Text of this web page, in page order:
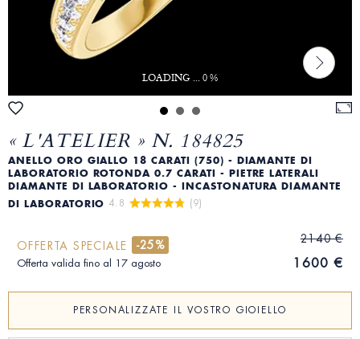
LOADING ... 0 %
« L'ATELIER » N. 184825
ANELLO ORO GIALLO 18 CARATI (750) - DIAMANTE DI
LABORATORIO ROTONDA 0.7 CARATI - PIETRE LATERALI
DIAMANTE DI LABORATORIO - INCASTONATURA DIAMANTE
DI LABORATORIO 4.8 (9)
OFFERTA SPECIALE -25%
Offerta valida fino al 17 agosto
2140 €
1600 €
PERSONALIZZATE IL VOSTRO GIOIELLO